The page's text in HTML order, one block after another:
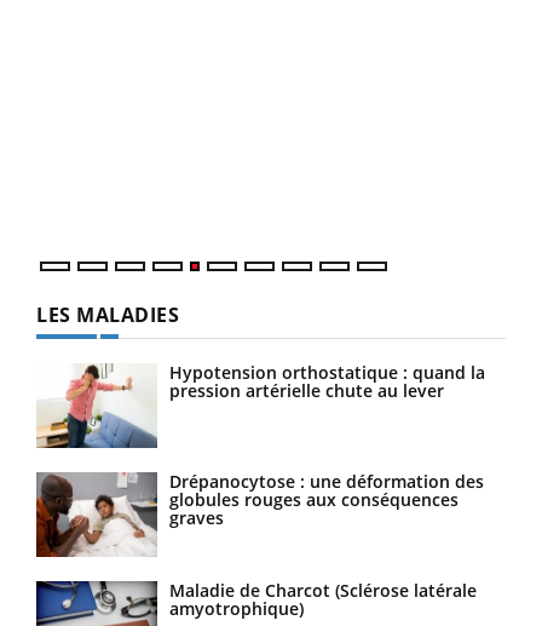
LES MALADIES
Hypotension orthostatique : quand la
pression artérielle chute au lever
Drépanocytose : une déformation des
globules rouges aux conséquences
graves
Maladie de Charcot (Sclérose latérale
amyotrophique)